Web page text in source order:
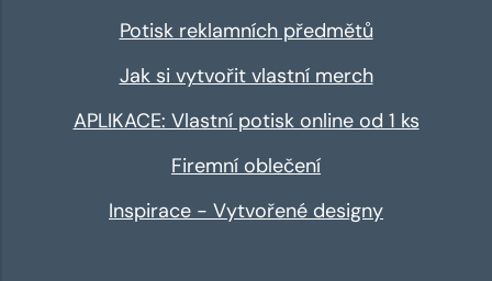
Potisk reklamních předmětů
Jak si vytvořit vlastní merch
APLIKACE: Vlastní potisk online od 1 ks
Firemní oblečení
Inspirace - Vytvořené designy